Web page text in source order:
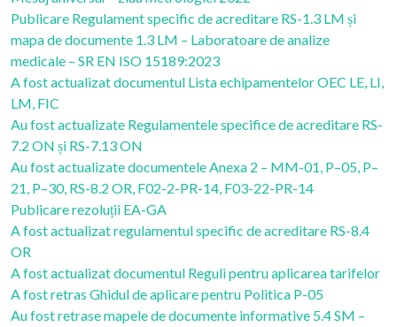
Publicare Regulament specific de acreditare RS-1.3 LM și
mapa de documente 1.3 LM – Laboratoare de analize
medicale – SR EN ISO 15189:2023
A fost actualizat documentul Lista echipamentelor OEC LE, LI,
LM, FIC
Au fost actualizate Regulamentele specifice de acreditare RS-
7.2 ON și RS-7.13 ON
Au fost actualizate documentele Anexa 2 – MM-01, P–05, P–
21, P–30, RS-8.2 OR, F02-2-PR-14, F03-22-PR-14
Publicare rezoluții EA-GA
A fost actualizat regulamentul specific de acreditare RS-8.4
OR
A fost actualizat documentul Reguli pentru aplicarea tarifelor
A fost retras Ghidul de aplicare pentru Politica P-05
Au fost retrase mapele de documente informative 5.4 SM –